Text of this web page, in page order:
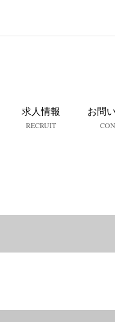
求人情報
RECRUIT
お問